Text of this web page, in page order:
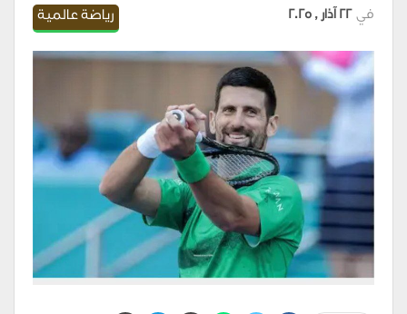
رياضة عالمية في 22 آذار , 2025